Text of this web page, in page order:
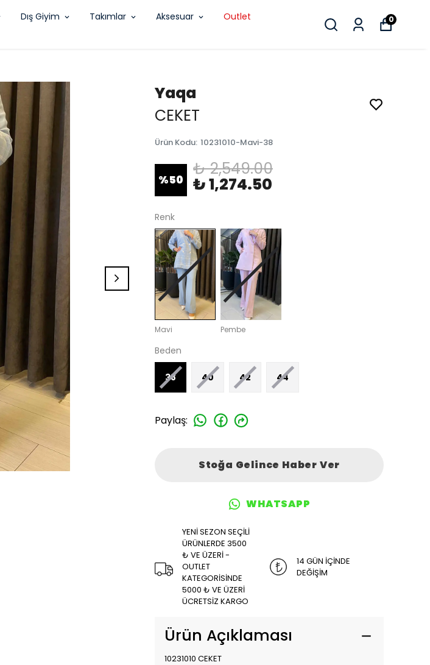
Dış Giyim Takımlar Aksesuar
Outlet
0
Yaqa
CEKET
Ürün Kodu: 10231010-Mavi-38
%50
₺ 2,549.00
₺ 1,274.50
Renk
Mavi Pembe
Beden
38 40 42 44
Paylaş:
Stoğa Gelince Haber Ver
WHATSAPP
YENİ SEZON SEÇİLİ
ÜRÜNLERDE 3500
₺ VE ÜZERİ -
OUTLET
KATEGORİSİNDE
5000 ₺ VE ÜZERİ
ÜCRETSİZ KARGO
14 GÜN İÇİNDE
DEĞİŞİM
Ürün Açıklaması
10231010 CEKET